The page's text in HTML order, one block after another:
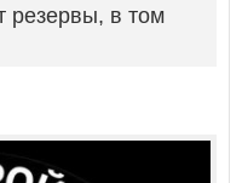
резервы, в том